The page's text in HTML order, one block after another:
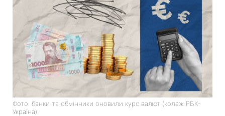
Фото: банки та обмінники оновили курс валют (колаж РБК-
Україна)